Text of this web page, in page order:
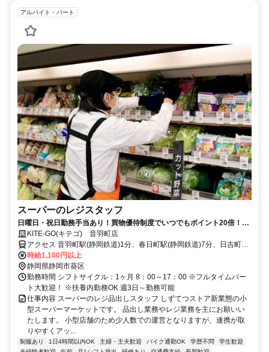
アルバイト・パート
スーパーのレジスタッフ
日曜日・祝日勤務手当あり！買物優待制度でいつでもポイント20倍！幅
広い年代の方が活躍しています！
KITE-GO(キテゴ) 音羽町店
アクセス 音羽町駅(静岡鉄道)1分、春日町駅(静岡鉄道)7分、日吉町駅
(静岡鉄道)7分
時給1,100円以上
静岡県静岡市葵区
勤務時間 シフトサイクル：1ヶ月 8：00～17：00 ※フルタイムパー
ト大歓迎！ ※扶養内勤務OK 週3日～勤務可能
仕事内容 スーパーのレジ品出しスタッフ しずてつストア新業態の小
型スーパーマーケットです。 品出し業務やレジ業務を主にお願いい
たします。 小型店舗のため少人数での運営となりますが、連携が取
りやすくアッ...
制服あり 1日4時間以内OK 主婦・主夫歓迎 バイク通勤OK 学歴不問
学生歓迎